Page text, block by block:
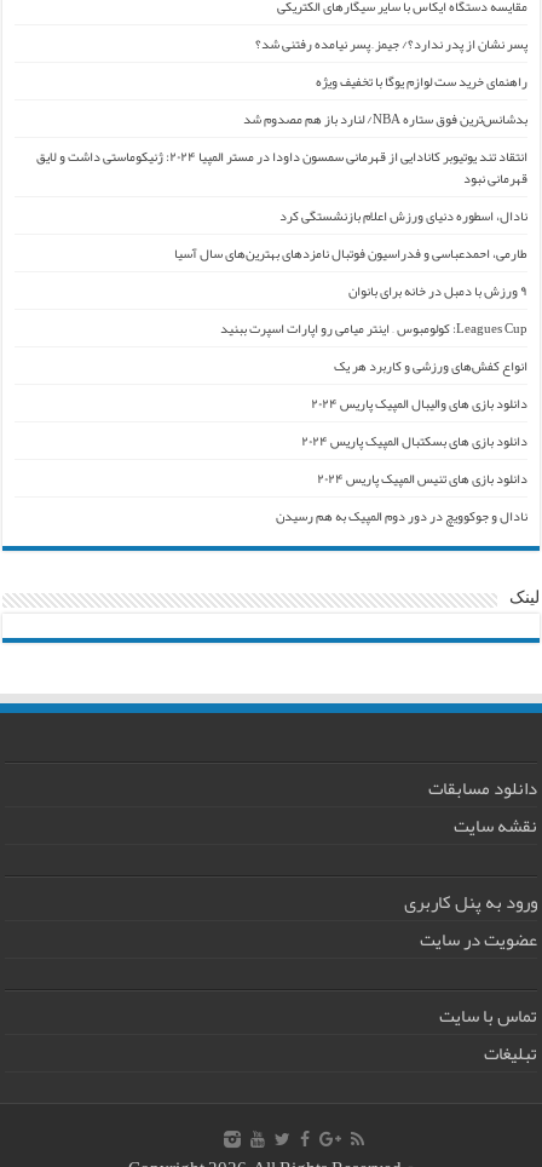
مقایسه دستگاه ایکاس با سایر سیگارهای الکتریکی
پسر نشان از پدر ندارد؟/ جیمز ِ پسر نیامده رفتنی شد؟
راهنمای خرید ست لوازم یوگا با تخفیف ویژه
بدشانس‌ترین فوق ستاره NBA/ لنارد باز هم مصدوم شد
انتقاد تند یوتیوبر کانادایی از قهرمانی سمسون داودا در مستر المپیا ۲۰۲۴: ژنیکوماستی داشت و لایق
قهرمانی نبود
نادال، اسطوره دنیای ورزش اعلام بازنشستگی کرد
طارمی، احمدعباسی و فدراسیون فوتبال نامزدهای بهترین‌های سال آسیا
۹ ورزش با دمبل در خانه برای بانوان
Leagues Cup: کولومبوس – اینتر میامی رو اپارات اسپرت ببنید
انواع کفش‌های ورزشی و کاربرد هر یک
دانلود بازی های والیبال المپیک پاریس ۲۰۲۴
دانلود بازی های بسکتبال المپیک پاریس ۲۰۲۴
دانلود بازی های تنیس المپیک پاریس ۲۰۲۴
نادال و جوکوویچ در دور دوم المپیک به هم رسیدن
لینک
دانلود مسابقات
نقشه سایت
ورود به پنل کاربری
عضویت در سایت
تماس با سایت
تبلیغات